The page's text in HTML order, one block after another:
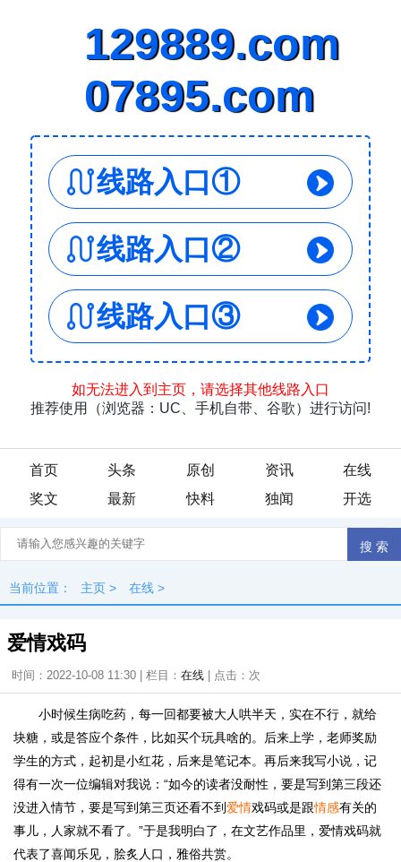
首页 头条 原创 资讯
在线
奖文
最新 快料 独闻 开选
当前位置： 主页 > 在线 >
爱情戏码
时间：2022-10-08 11:30 | 栏目： 在线 | 点击： 次
小时候生病吃药，每一回都要被大人哄半天，实在不行，就给
块糖，或是答应个条件，比如买个玩具啥的。后来上学，老师奖励
学生的方式，起初是小红花，后来是笔记本。再后来我写小说，记
得有一次一位编辑对我说：“如今的读者没耐性，要是写到第三段还
没进入情节，要是写到第三页还看不到爱情戏码或是跟情感有关的
事儿，人家就不看了。”于是我明白了，在文艺作品里，爱情戏码就
代表了喜闻乐见，脍炙人口，雅俗共赏。